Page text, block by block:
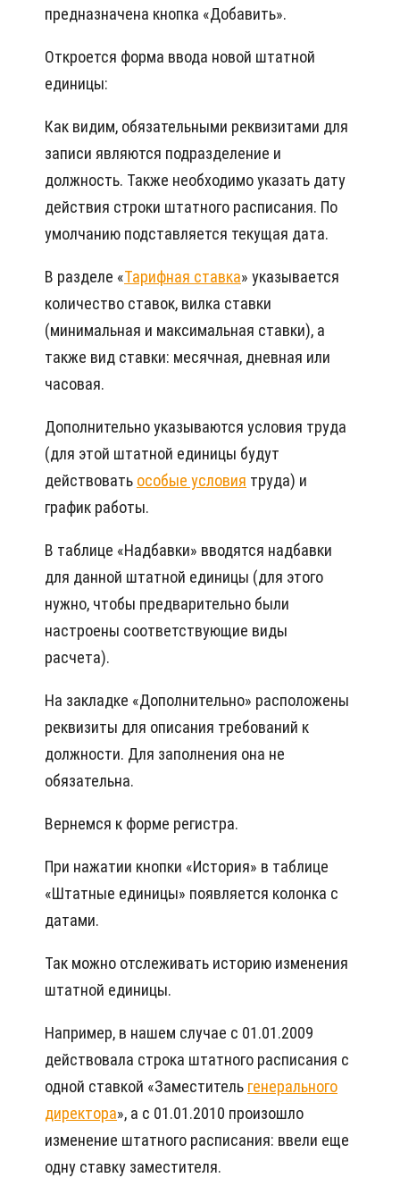
предназначена кнопка «Добавить».
Откроется форма ввода новой штатной
единицы:
Как видим, обязательными реквизитами для
записи являются подразделение и
должность. Также необходимо указать дату
действия строки штатного расписания. По
умолчанию подставляется текущая дата.
В разделе «Тарифная ставка» указывается
количество ставок, вилка ставки
(минимальная и максимальная ставки), а
также вид ставки: месячная, дневная или
часовая.
Дополнительно указываются условия труда
(для этой штатной единицы будут
действовать особые условия труда) и
график работы.
В таблице «Надбавки» вводятся надбавки
для данной штатной единицы (для этого
нужно, чтобы предварительно были
настроены соответствующие виды
расчета).
На закладке «Дополнительно» расположены
реквизиты для описания требований к
должности. Для заполнения она не
обязательна.
Вернемся к форме регистра.
При нажатии кнопки «История» в таблице
«Штатные единицы» появляется колонка с
датами.
Так можно отслеживать историю изменения
штатной единицы.
Например, в нашем случае с 01.01.2009
действовала строка штатного расписания с
одной ставкой «Заместитель генерального
директора», а с 01.01.2010 произошло
изменение штатного расписания: ввели еще
одну ставку заместителя.